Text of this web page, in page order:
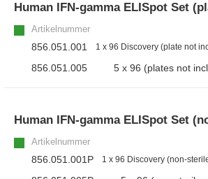
Human IFN-gamma ELISpot Set
Artikelnummer
856.051.001 1 x 96 Discovery (plate not
856.051.005 5 x 96 (plates not
Human IFN-gamma ELISpot Set
Artikelnummer
856.051.001P 1 x 96 Discovery (non-